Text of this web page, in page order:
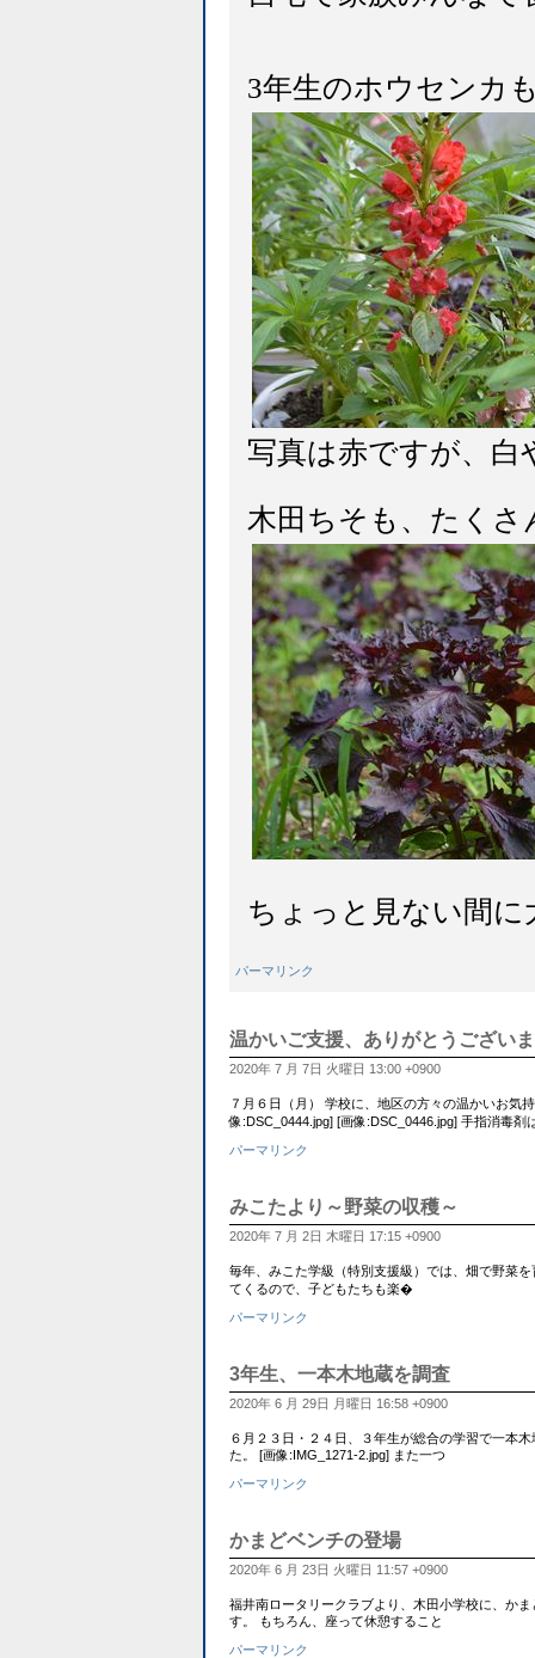
3年生のホウセンカ
写真は赤ですが、
木田ちそも、たく
ちょっと見ない間
パーマリンク
温かいご支援、ありがとうござい
2020年 7 月 7日 火曜日 13:00 +0900
７月６日（月） 学校に、地区の方々の温かいお気
像:DSC_0444.jpg] [画像:DSC_0446.jpg] 手指消毒剤
パーマリンク
みこたより～野菜の収穫～
2020年 7 月 2日 木曜日 17:15 +0900
毎年、みこた学級（特別支援級）では、畑で野菜
てくるので、子どもたちも楽�
パーマリンク
3年生、一本木地蔵を調査
2020年 6 月 29日 月曜日 16:58 +0900
６月２３日・２４日、３年生が総合の学習で一本
た。 [画像:IMG_1271-2.jpg] また一つ
パーマリンク
かまどベンチの登場
2020年 6 月 23日 火曜日 11:57 +0900
福井南ロータリークラブより、木田小学校に、か
す。 もちろん、座って休憩すること
パーマリンク